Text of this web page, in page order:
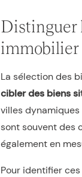
Distinguer
immobilier
La sélection des
cibler des biens
villes
sont souvent des
également en
Pour identifier